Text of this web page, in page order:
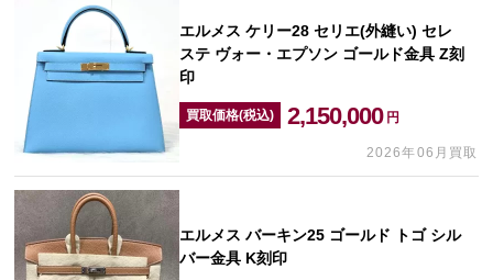
エルメス ケリー28 セリエ(外縫い) セレ
ステ ヴォー・エプソン ゴールド金具 Z刻
印
買取価格(税込) 2,150,000 円
2026年06月買取
エルメス バーキン25 ゴールド トゴ シル
バー金具 K刻印